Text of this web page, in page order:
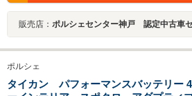
販売店： ポルシェセンター神戸 認定中古車
ポルシェ
タイカン パフォーマンスバッテリー